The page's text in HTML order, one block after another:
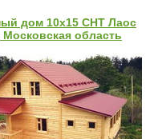
дом 10х15 СНТ Лаос
Московская область